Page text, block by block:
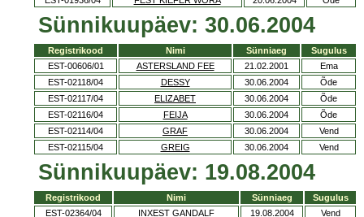
Sünnikuupäev: 30.06.2004
Registrikood Nimi Sünniaeg
Sugulus
EST-00606/01
ASTERSLAND FEE 21.02.2001
Ema
EST-02118/04
DESSY 30.06.2004
Õde
EST-02117/04
ELIZABET 30.06.2004
Õde
EST-02116/04
FEIJA 30.06.2004
Õde
EST-02114/04
GRAF 30.06.2004
Vend
EST-02115/04
GREIG 30.06.2004 Vend
Sünnikuupäev: 19.08.2004
Registrikood Nimi Sünniaeg
Sugulus
EST-02364/04
INXEST GANDALF 19.08.2004
Vend